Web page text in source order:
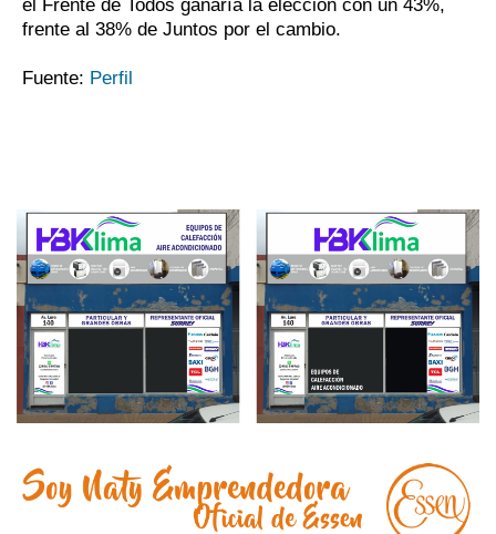
el Frente de Todos ganaría la elección con un 43%,
frente al 38% de Juntos por el cambio.
Fuente: Perfil